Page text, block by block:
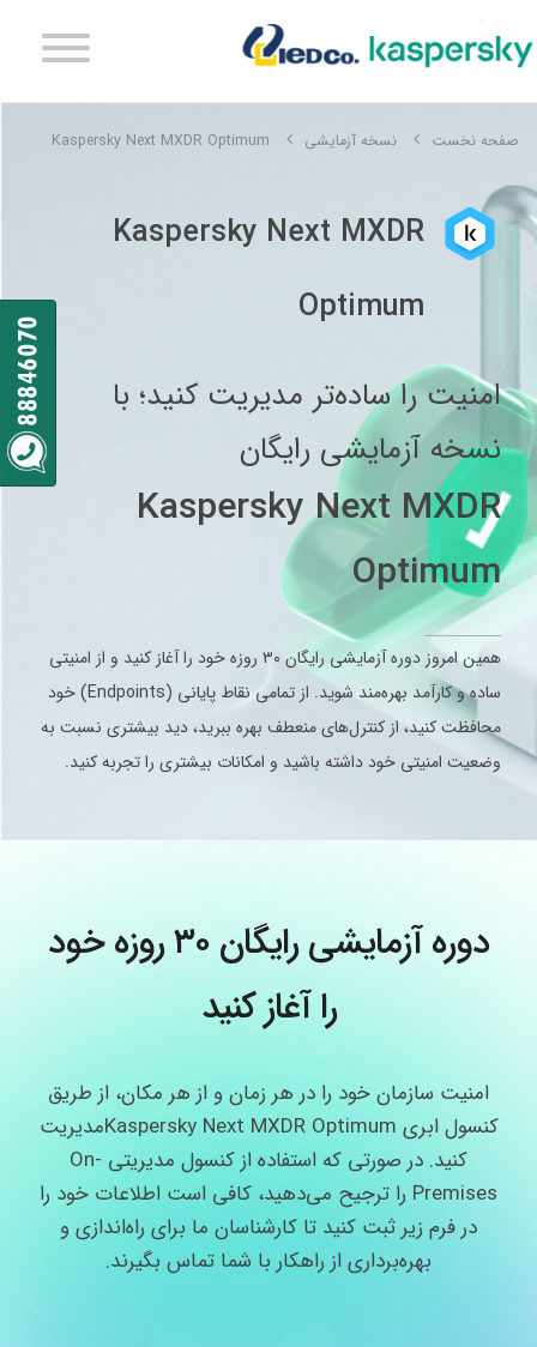
صفحه نخست نسخه آزمایشی Kaspersky Next MXDR Optimum
Kaspersky Next MXDR
Optimum
امنیت را ساده‌تر مدیریت کنید؛ با
نسخه آزمایشی رایگان
Kaspersky Next MXDR
Optimum
همین امروز دوره آزمایشی رایگان ۳۰ روزه خود را آغاز کنید و از امنیتی
ساده و کارآمد بهره‌مند شوید. از تمامی نقاط پایانی (Endpoints) خود
محافظت کنید، از کنترل‌های منعطف بهره ببرید، دید بیشتری نسبت به
وضعیت امنیتی خود داشته باشید و امکانات بیشتری را تجربه کنید.
دوره آزمایشی رایگان ۳۰ روزه خود
را آغاز کنید
امنیت سازمان خود را در هر زمان و از هر مکان، از طریق
کنسول ابری Kaspersky Next MXDR Optimumمدیریت
کنید. در صورتی که استفاده از کنسول مدیریتی On-
Premises را ترجیح می‌دهید، کافی است اطلاعات خود را
در فرم زیر ثبت کنید تا کارشناسان ما برای راه‌اندازی و
بهره‌برداری از راهکار با شما تماس بگیرند.